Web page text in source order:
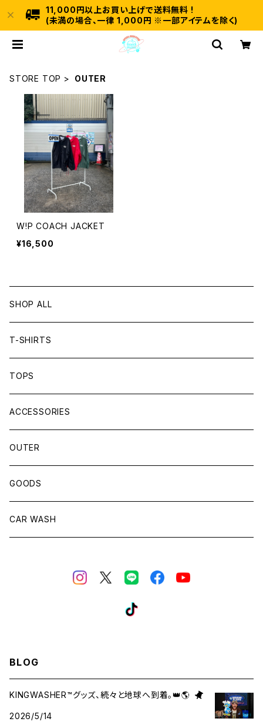
11,000円以上お買い上げで送料無料 !
(未満の場合、一律 1,000円 ※一部アイテムを除く)
STORE TOP OUTER
W!P COACH JACKET
¥16,500
SHOP ALL
T-SHIRTS
TOPS
ACCESSORIES
OUTER
GOODS
CAR WASH
BLOG
KINGWASHER™︎グッズ、続々と地球へ到着。👑🌎
2026/5/14